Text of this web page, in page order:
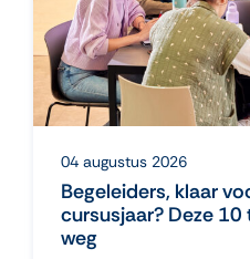
Begeleiders, klaar
cursusjaar? Deze
weg
04 augustus 2026